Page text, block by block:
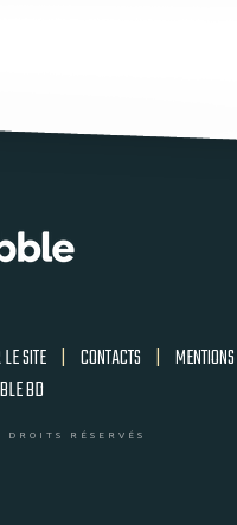
SITE | CONTACTS | MENTIONS
BD
RÉSERVÉS